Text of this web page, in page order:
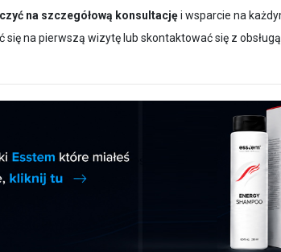
na szczegółową konsultacjęi wsparcie na
się na pierwszą wizytę lub skontaktować się z